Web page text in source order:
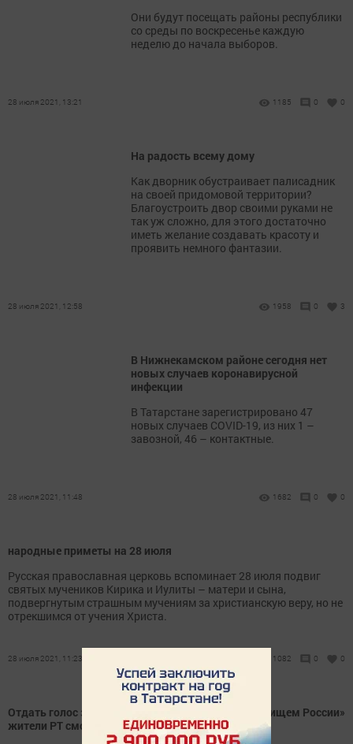
Они будут посещать районы республики
со среды по воскресенье каждую
неделю до начала выборов.
28 июля 2021, 13:21 1185 0 0
На радость всему дому
Как дворник обустраивает палисадник
на своей придомовой территории?
Благоустроить двор своими руками не
так уж сложно, для этого достаточно
иметь желание создавать красоту и
проявить немного фантазии.
28 июля 2021, 12:58 1958 0 3
В Нижнекамском районе сегодня нет
новых случаев коронавирусной
инфекции
В Татарстане зарегистрировано 47
новых случаев COVID-19, из них 1 –
завозной, 46 – контактные.
28 июля 2021, 11:48 1682 0 0
народные приметы на 28 июля
Русская православная церковь вспоминает 28 июля подвиг
святых мучеников Кирика и Иулиты – матери и сына,
подвергнутым страшным мучениям за христианскую веру, но не
отрекшимся от учения Христа.
28 июля 2021, 11:23 1082 0 0
Отдать голос за признание Голубых озер «Сокровищем России»
жители РТ смогут до 10 октября